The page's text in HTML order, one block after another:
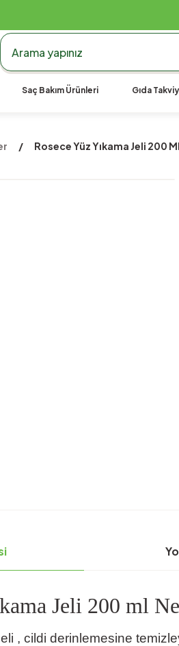
990
Saç Bakım Ürünleri Gıda
Rosece Yüz Yıkama Jeli 200
Jeli 200 ml
, cildi derinlemesine